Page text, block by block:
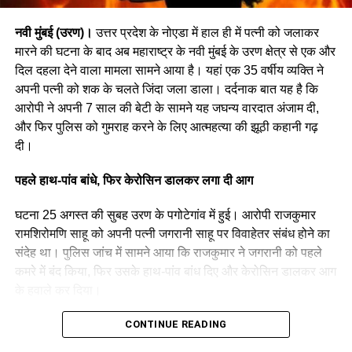
हमला #NaviMumbai
pic.twitter.com/4MDnnU
Kn6o
— NDTV India (@ndtvindia) December 26, 2025
Navi Mumbai : रबाले एमआईडीसी
पुलिस स्टेशन में दर्ज किया केस
पुलिस जांच में सामने आया है कि युवक ने अपने सोशल मीडिया स्टेटस में
लिखा था, “अगर मुझे क्रिसमस की शुभकामनाएं दीं, तो तुम्हारे शरीर में कीलें
ठोक दूंगा।” इसी स्टेटस से नाराज होकर लोगों के एक समूह ने यह कदम
उठाया।
कहना है कि सीसीटीवी फुटेज के आधार पर हमलावरों की पहचान की जा
नवी मुंबई (उरण)। उत्तर प्रदेश के नोएडा में हाल ही में पत्नी को जलाकर
मारने की घटना के बाद अब महाराष्ट्र के नवी मुंबई के उरण क्षेत्र से एक और
दिल दहला देने वाला मामला सामने आया है। यहां एक 35 वर्षीय व्यक्ति ने
अपनी पत्नी को शक के चलते जिंदा जला डाला। दर्दनाक बात यह है कि
आरोपी ने अपनी 7 साल की बेटी के सामने यह जघन्य वारदात अंजाम दी,
और फिर पुलिस को गुमराह करने के लिए आत्महत्या की झूठी कहानी गढ़
दी।
पहले हाथ-पांव बांधे, फिर केरोसिन डालकर लगा दी आग
घटना 25 अगस्त की सुबह उरण के पगोटेगांव में हुई। आरोपी राजकुमार
रामशिरोमणि साहू को अपनी पत्नी जगरानी साहू पर विवाहेतर संबंध होने का
संदेह था। पुलिस जांच में सामने आया कि राजकुमार ने जगरानी को पहले
कमरे में बंद किया, फिर उसके हाथ-पांव बांध दिए और केरोसिन डालकर आग
महिला को गंभीर हालत में अस्पताल ले जाया गया, लेकिन डॉक्टरों ने उसे मृत
CONTINUE READING